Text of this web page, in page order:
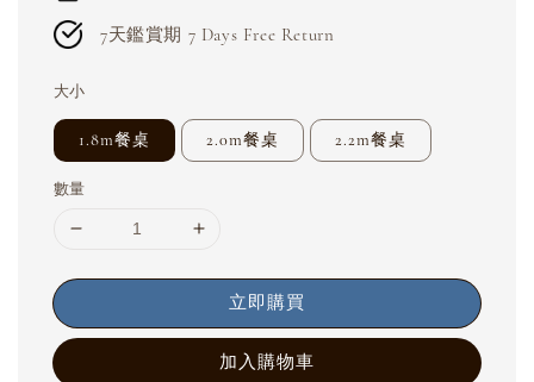
7天鑑賞期 7 Days Free Return
大小
1.8m餐桌 2.0m餐桌 2.2m餐桌
數量
立即購買
加入購物車